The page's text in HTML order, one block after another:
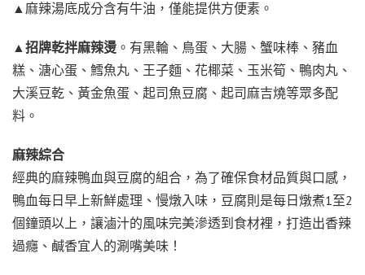
▲麻辣湯底成分含有牛油，僅能提供方便素。
▲招牌乾拌麻辣燙 。有黑輪、鳥蛋、大腸、蟹味棒、豬血
糕、溏心蛋、鱈魚丸、王子麵、花椰菜、玉米筍、鴨肉丸、
大溪豆乾、黃金魚蛋、起司魚豆腐、起司麻吉燒等眾多配
料。
麻辣綜合
經典的麻辣鴨血與豆腐的組合，為了確保食材品質與口感，
鴨血每日早上新鮮處理、慢燉入味，豆腐則是每日燉煮1至2
個鐘頭以上，讓滷汁的風味完美滲透到食材裡，打造出香辣
過癮、鹹香宜人的涮嘴美味！